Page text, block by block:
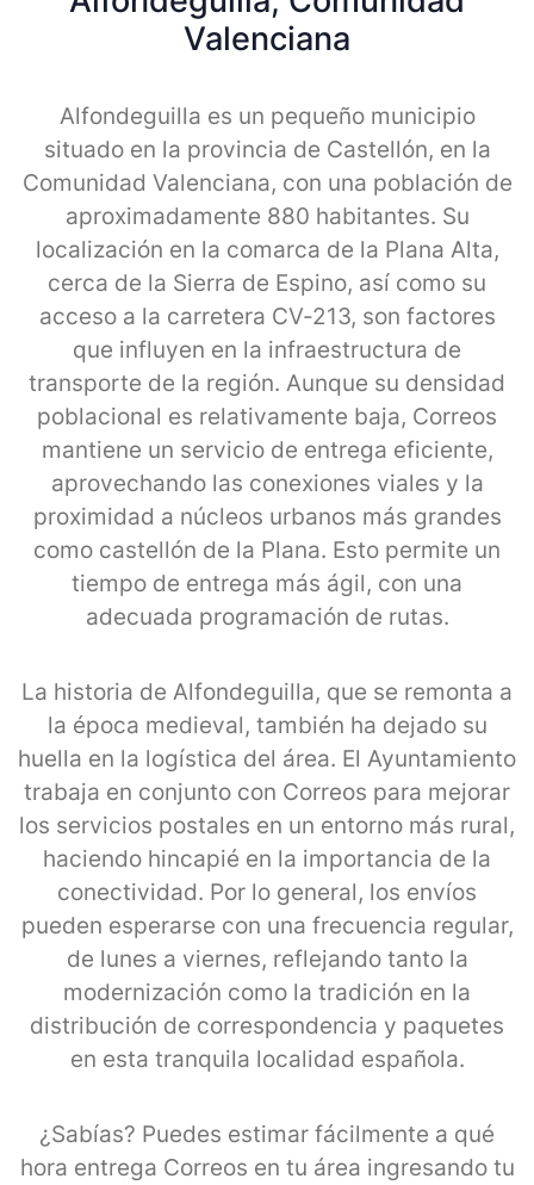
Valenciana
Alfondeguilla es un pequeño municipio
situado en la provincia de Castellón, en la
Comunidad Valenciana, con una población de
aproximadamente 880 habitantes. Su
localización en la comarca de la Plana Alta,
cerca de la Sierra de Espino, así como su
acceso a la carretera CV-213, son factores
que influyen en la infraestructura de
transporte de la región. Aunque su densidad
poblacional es relativamente baja, Correos
mantiene un servicio de entrega eficiente,
aprovechando las conexiones viales y la
proximidad a núcleos urbanos más grandes
como castellón de la Plana. Esto permite un
tiempo de entrega más ágil, con una
adecuada programación de rutas.
La historia de Alfondeguilla, que se remonta a
la época medieval, también ha dejado su
huella en la logística del área. El Ayuntamiento
trabaja en conjunto con Correos para mejorar
los servicios postales en un entorno más rural,
haciendo hincapié en la importancia de la
conectividad. Por lo general, los envíos
pueden esperarse con una frecuencia regular,
de lunes a viernes, reflejando tanto la
modernización como la tradición en la
distribución de correspondencia y paquetes
en esta tranquila localidad española.
¿Sabías? Puedes estimar fácilmente a qué
hora entrega Correos en tu área ingresando tu